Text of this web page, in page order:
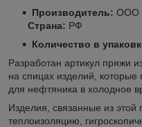
Производитель: ООО
Страна: РФ
Количество в
Разработан артикул пряжи
на спицах изделий, которые
для нефтяника в холодное
Изделия, связанные из
теплоизоляцию,